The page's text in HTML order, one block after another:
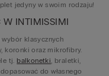
jedyny w swoim rodzaju!
W INTIMISSIMI
klasycznych
koronki oraz mikrofibry.
tj.balkonetki, braletki,
do własnego